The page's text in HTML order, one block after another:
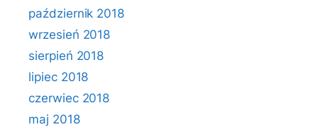
październik 2018
wrzesień 2018
sierpień 2018
lipiec 2018
czerwiec 2018
maj 2018